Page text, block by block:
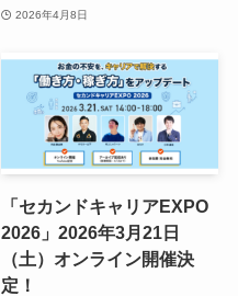
2026年4月8日
「セカンドキャリアEXPO
2026」2026年3月21日
（土）オンライン開催決
定！